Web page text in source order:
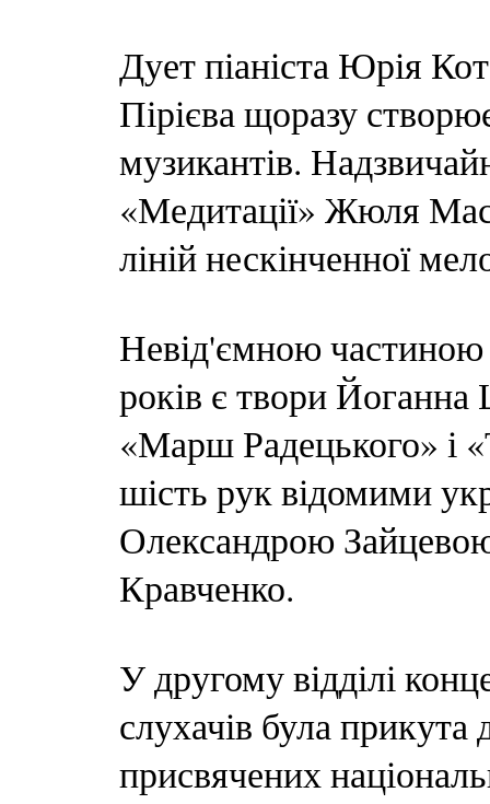
Дует піаніста Юрія
Пірієва щоразу
музикантів.
«Медитації» Жюля
ліній нескінченної
Невід'ємною частиною
років є твори
«Марш Радецького» і
шість рук відомими
Олександрою
Кравченко.
У другому відділі
слухачів була прикута
присвячених